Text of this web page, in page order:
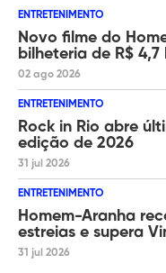
ENTRETENIMENTO
Novo filme do
bilheteria de R$ 4,7
02 ago 2026
ENTRETENIMENTO
Rock in Rio abre
edição de 2026
31 jul 2026
ENTRETENIMENTO
Homem-Aranha
estreias e supera
31 jul 2026